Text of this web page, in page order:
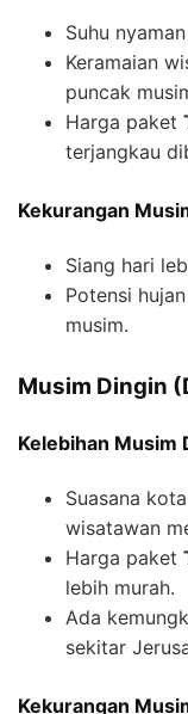
Suhu
Keramaian
puncak
Harga paket
terjangkau
Kekurangan
Siang hari
Potensi
musim.
Musim Dingin
Kelebihan Musim
Suasana
wisatawan
Harga paket
lebih murah.
Ada
sekitar
Kekurangan